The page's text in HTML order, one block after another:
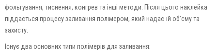
фольгування, тиснення, конгрев та інші методи. Після цього наклейка
піддається процесу заливання полімером, який надає їй об’єму та
захисту.
Існує два основних типи полімерів для заливання: